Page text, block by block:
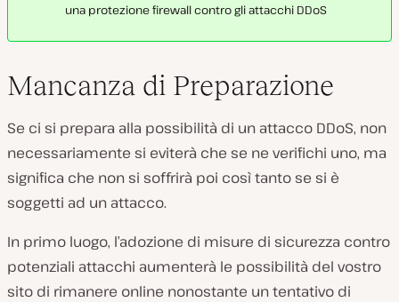
una protezione firewall contro gli attacchi DDoS
Mancanza di Preparazione
Se ci si prepara alla possibilità di un attacco DDoS, non
necessariamente si eviterà che se ne verifichi uno, ma
significa che non si soffrirà poi così tanto se si è
soggetti ad un attacco.
In primo luogo, l’adozione di misure di sicurezza contro
potenziali attacchi aumenterà le possibilità del vostro
sito di rimanere online nonostante un tentativo di